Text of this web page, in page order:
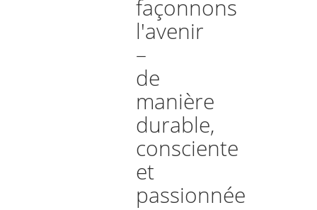
façonnons
l'avenir
–
de
manière
durable,
consciente
et
passionnée